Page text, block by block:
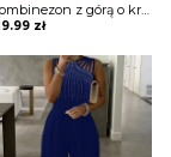
Kombinezon z górą o kroju nietoperza i wiązaniem w pasie
zł